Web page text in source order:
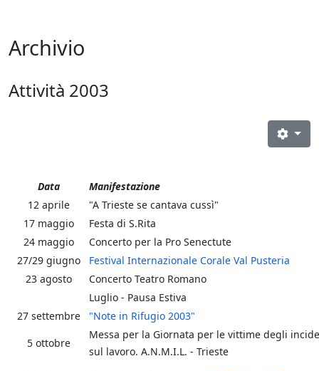
Archivio
Attività 2003
Data
Manifestazione
12 aprile
"A Trieste se cantava cussì"
17 maggio
Festa di S.Rita
24 maggio
Concerto per la Pro Senectute
27/29 giugno
Festival Internazionale Corale Val Pusteria
23 agosto
Concerto Teatro Romano
Luglio - Pausa Estiva
27 settembre
"Note in Rifugio 2003"
5 ottobre
Messa per la Giornata per le vittime degli
sul lavoro. A.N.M.I.L. - Trieste